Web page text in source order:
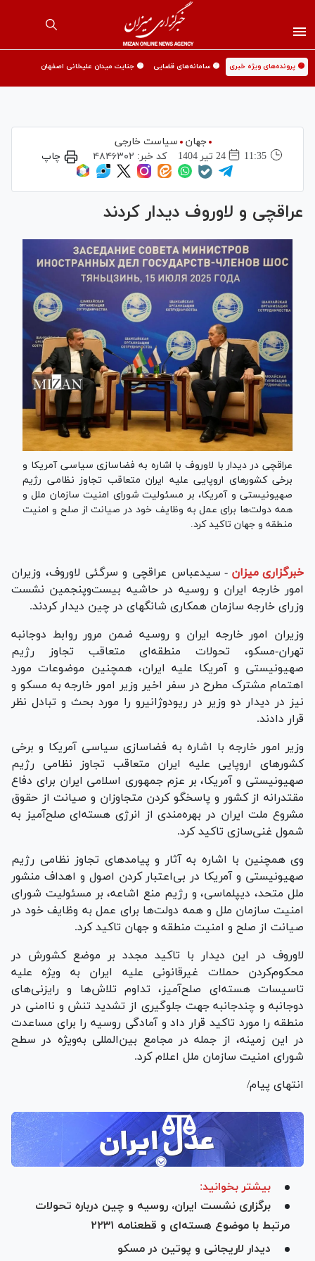
🟡 پرونده‌های ویژه خبری 🟡 سامانه‌های قضایی 🟡 جنایت میدان علیخانی اصفهان
جهان
سیاست خارجی
11:35
24 تير 1404 کد خبر: ۴۸۴۶۳۰۲ چاپ
عراقچی و لاوروف دیدار کردند
عراقچی در دیدار با لاوروف با اشاره به فضاسازی سیاسی آمریکا و
برخی کشورهای اروپایی علیه ایران متعاقب تجاوز نظامی رژیم
صهیونیستی و آمریکا، بر مسئولیت شورای امنیت سازمان ملل و
همه دولت‌ها برای عمل به وظایف خود در صیانت از صلح و امنیت
منطقه و جهان تاکید کرد.
خبرگزاری میزان - سیدعباس عراقچی و سرگئی لاوروف، وزیران
امور خارجه ایران و روسیه در حاشیه بیست‌وپنجمین نشست
وزرای خارجه سازمان همکاری شانگهای در چین دیدار کردند.
وزیران امور خارجه ایران و روسیه ضمن مرور روابط دوجانبه
تهران-مسکو، تحولات منطقه‌ای متعاقب تجاوز رژیم
صهیونیستی و آمریکا علیه ایران، همچنین موضوعات مورد
اهتمام مشترک مطرح در سفر اخیر وزیر امور خارجه به مسکو و
نیز در دیدار دو وزیر در ریودوژانیرو را مورد بحث و تبادل نظر
قرار دادند.
وزیر امور خارجه با اشاره به فضاسازی سیاسی آمریکا و برخی
کشورهای اروپایی علیه ایران متعاقب تجاوز نظامی رژیم
صهیونیستی و آمریکا، بر عزم جمهوری اسلامی ایران برای دفاع
مقتدرانه از کشور و پاسخگو کردن متجاوزان و صیانت از حقوق
مشروع ملت ایران در بهره‌مندی از انرژی هسته‌ای صلح‌آمیز به
شمول غنی‌سازی تاکید کرد.
وی همچنین با اشاره به آثار و پیامدهای تجاوز نظامی رژیم
صهیونیستی و آمریکا در بی‌اعتبار کردن اصول و اهداف منشور
ملل متحد، دیپلماسی، و رژیم منع اشاعه، بر مسئولیت شورای
امنیت سازمان ملل و همه دولت‌ها برای عمل به وظایف خود در
صیانت از صلح و امنیت منطقه و جهان تاکید کرد.
لاوروف در این دیدار با تاکید مجدد بر موضع کشورش در
محکوم‌کردن حملات غیرقانونی علیه ایران به ویژه علیه
تاسیسات هسته‌ای صلح‌آمیز، تداوم تلاش‌ها و رایزنی‌های
دوجانبه و چندجانبه جهت جلوگیری از تشدید تنش و ناامنی در
منطقه را مورد تاکید قرار داد و آمادگی روسیه را برای مساعدت
در این زمینه، از جمله در مجامع بین‌المللی به‌ویژه در سطح
شورای امنیت سازمان ملل اعلام کرد.
انتهای پیام/
بیشتر بخوانید:
برگزاری نشست ایران، روسیه و چین درباره تحولات
مرتبط با موضوع هسته‌ای و قطعنامه ۲۲۳۱
دیدار لاریجانی و پوتین در مسکو